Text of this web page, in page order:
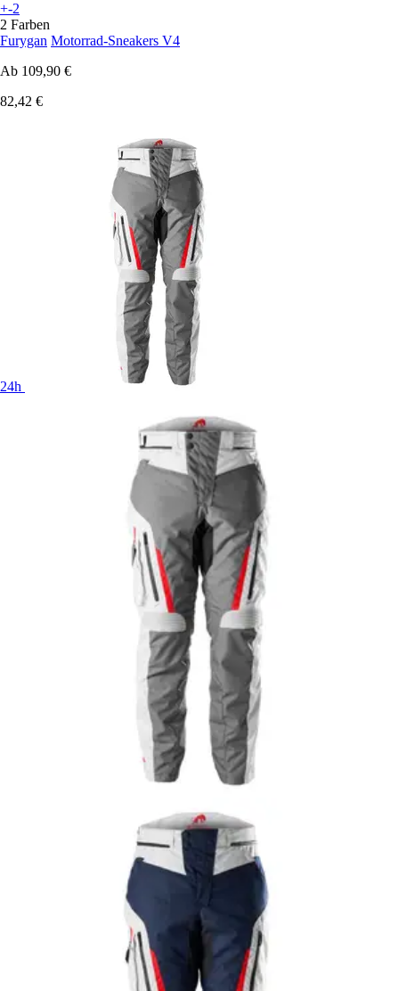
+-2
2 Farben
Furygan Motorrad-Sneakers V4
Ab 109,90 €
82,42 €
24h